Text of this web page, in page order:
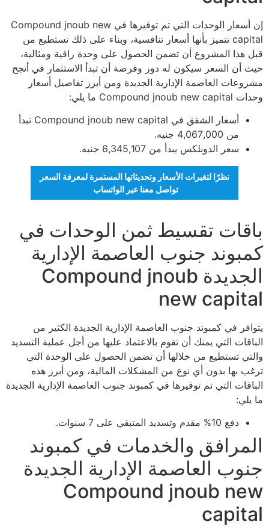
إن أسعار الوحدات التي تم توفيرها في Compound jnoub new
capital تتميز بأنها أسعار تنافسية، وبناء على ذلك تستطيع من
قبل هذا المشروع أن تضمن الحصول على وحدة راقية ومثالية،
حيث أن السعر سيكون له دور وفرصة أن تبدأ الاستثمار في أنجح
مشروعات العاصمة الإدارية الجديدة ومن أبرز تفاصيل أسعار
وحدات Compound jnoub new capital ما يلي:
أسعار الشقق في Compound jnoub new capital تبدأ
من 4,067,000 جنيه.
سعر الدوبلكس يبدأ من 6,345,107 جنيه.
نظرًا لتغيرات الأسعار وتحديثاتها المستمرة لمعرفة السعر
تواصل معنا عبر الواتساب
باقات تقسيط ثمن الوحدات في
كمبوند جنوب العاصمة الإدارية
الجديدة Compound jnoub
new capital
يتوافر في كمبوند جنوب العاصمة الإدارية الجديدة الكثير من
الباقات التي يمنك أن تقوم بالاعتماد عليها من أجل عملية التسديد
والتي تستطيع من خلالها أن تضمن الحصول على الوحدة التي
ترغب بها بدون أي نوع من المشكلات المالية، ومن أبرز هذه
الباقات التي تم توفيرها في كمبوند جنوب العاصمة الإدارية الجديدة
ما يلي:
دفع 10% مقدم وتسديد المتبقي على 7 سنوات.
المرافق والخدمات في كمبوند
جنوب العاصمة الإدارية الجديدة
Compound jnoub new
capital